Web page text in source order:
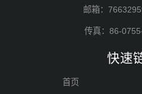
邮箱：
传真：86-
快速
首页